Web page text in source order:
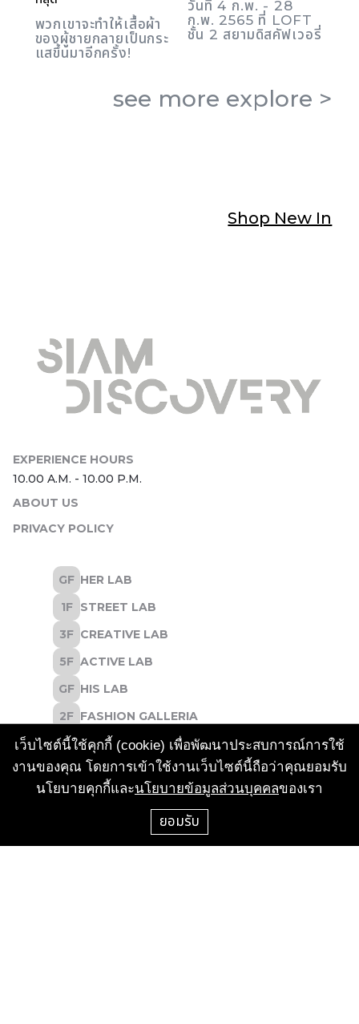
พวกเขาจะทำให้เสื้อผ้า
ของผู้ชายกลายเป็นกระ
แสขึ้นมาอีกครั้ง!
วันที่ 4 ก.พ. - 28
ก.พ. 2565 ที่ LOFT
ชั้น 2 สยามดิสคัฟเวอรี่
see more explore >
Shop New In
เว็บไซต์นี้ใช้คุกกี้ (cookie) เพื่อพัฒนาประสบการณ์การใช้
งานของคุณ โดยการเข้าใช้งานเว็บไซต์นี้ถือว่าคุณยอมรับ
นโยบายคุกกี้และนโยบายข้อมูลส่วนบุคคลของเรา
ยอมรับ
ABOUT US
PRIVACY POLICY